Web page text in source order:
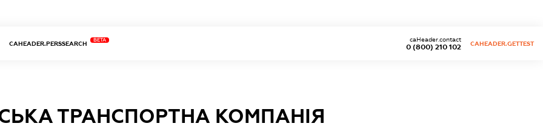
CAHEADER.PERSSEARCH
BETA
0 (800) 210 102
caHeader.contact
CAHEADER.GETTEST
ТРАНСПОРТНА КОМПАНІЯ